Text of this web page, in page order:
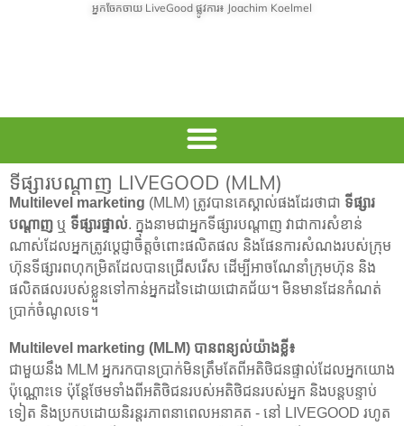
អ្នកចែកចាយ LiveGood ផ្លូវការ៖ Joachim Koelmel
ទីផ្សារបណ្តាញ LIVEGOOD (MLM)
Multilevel marketing (MLM) ត្រូវបានគេស្គាល់ផងដែរថាជា ទីផ្សារ
បណ្តាញ ឬ ទីផ្សារផ្ទាល់. ក្នុងនាមជាអ្នកទីផ្សារបណ្តាញ វាជាការសំខាន់
ណាស់ដែលអ្នកត្រូវប្តេជ្ញាចិត្តចំពោះផលិតផល និងផែនការសំណងរបស់ក្រុម
ហ៊ុនទីផ្សារពហុកម្រិតដែលបានជ្រើសរើស ដើម្បីអាចណែនាំក្រុមហ៊ុន និង
ផលិតផលរបស់ខ្លួនទៅកាន់អ្នកដទៃដោយជោគជ័យ។ មិនមានដែនកំណត់
ប្រាក់ចំណូលទេ។
Multilevel marketing (MLM) បានពន្យល់យ៉ាងខ្លី៖
ជាមួយនឹង MLM អ្នករកបានប្រាក់មិនត្រឹមតែពីអតិថិជនផ្ទាល់ដែលអ្នកយោង
ប៉ុណ្ណោះទេ ប៉ុន្តែថែមទាំងពីអតិថិជនរបស់អតិថិជនរបស់អ្នក និងបន្តបន្ទាប់
ទៀត និងប្រកបដោយនិរន្តរភាពនាពេលអនាគត - នៅ LIVEGOOD រហូត